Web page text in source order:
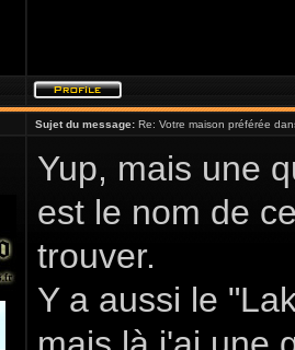
Sujet du message: Re: Votre maison préférée
Yup, mais une
est le nom de
trouver.
Y a aussi le